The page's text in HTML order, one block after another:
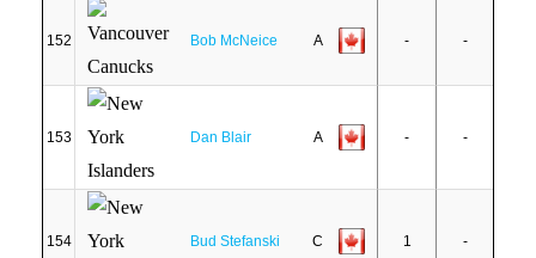
152 Bob McNeice A - -
153 Dan Blair A - -
154 Bud Stefanski C 1 -